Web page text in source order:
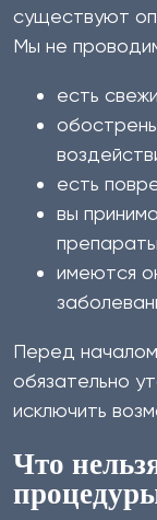
существуют
Мы не
есть
есть
вы
имеются
Перед
обязательно
исключить
Что